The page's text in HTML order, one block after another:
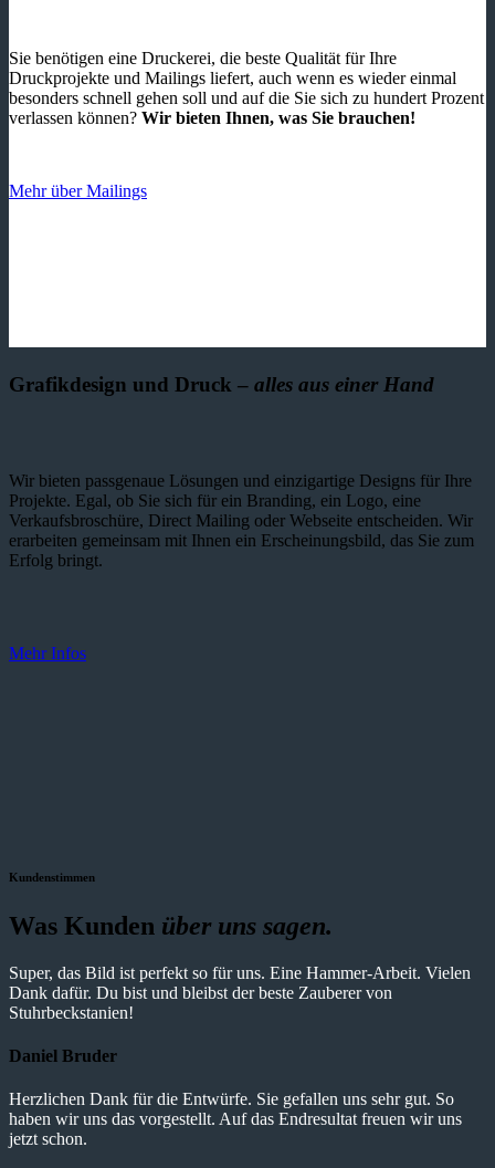
Sie benötigen eine Druckerei, die beste ­Qualität für Ihre
Druckprojekte und Mailings liefert, auch wenn es wieder einmal
besonders schnell gehen soll und auf die Sie sich zu hundert Prozent
verlassen können? Wir bieten Ihnen, was Sie brauchen!
Mehr über Mailings
Grafikdesign und Druck – alles aus einer Hand
Wir bieten passgenaue Lösungen und einzig­artige Designs für Ihre
Projekte. Egal, ob Sie sich für ein Branding, ein Logo, eine
Verkaufsbroschüre, Direct Mailing oder Webseite entscheiden. Wir
erarbeiten gemeinsam mit Ihnen ein Erscheinungsbild, das Sie zum
Erfolg bringt.
Mehr Infos
Kundenstimmen
Was Kunden über uns sagen.
Super, das Bild ist perfekt so für uns. Eine Hammer-Arbeit. Vielen
Dank dafür. Du bist und bleibst der beste Zauberer von
Stuhrbeckstanien!
Daniel Bruder
Herzlichen Dank für die Entwürfe. Sie gefallen uns sehr gut. So
haben wir uns das vorgestellt. Auf das Endresultat freuen wir uns
jetzt schon.